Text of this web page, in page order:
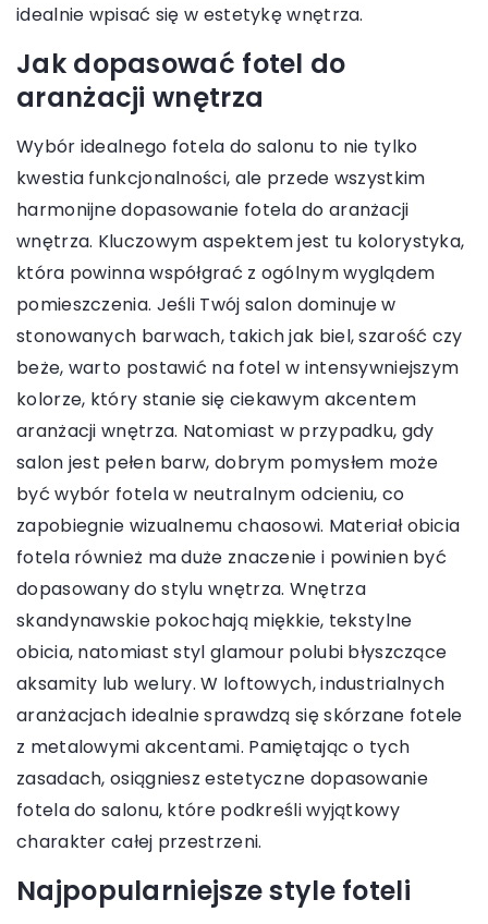
idealnie wpisać się w estetykę wnętrza.
Jak dopasować fotel do
aranżacji wnętrza
Wybór idealnego fotela do salonu to nie tylko
kwestia funkcjonalności, ale przede wszystkim
harmonijne dopasowanie fotela do aranżacji
wnętrza. Kluczowym aspektem jest tu kolorystyka,
która powinna współgrać z ogólnym wyglądem
pomieszczenia. Jeśli Twój salon dominuje w
stonowanych barwach, takich jak biel, szarość czy
beże, warto postawić na fotel w intensywniejszym
kolorze, który stanie się ciekawym akcentem
aranżacji wnętrza. Natomiast w przypadku, gdy
salon jest pełen barw, dobrym pomysłem może
być wybór fotela w neutralnym odcieniu, co
zapobiegnie wizualnemu chaosowi. Materiał obicia
fotela również ma duże znaczenie i powinien być
dopasowany do stylu wnętrza. Wnętrza
skandynawskie pokochają miękkie, tekstylne
obicia, natomiast styl glamour polubi błyszczące
aksamity lub welury. W loftowych, industrialnych
aranżacjach idealnie sprawdzą się skórzane fotele
z metalowymi akcentami. Pamiętając o tych
zasadach, osiągniesz estetyczne dopasowanie
fotela do salonu, które podkreśli wyjątkowy
charakter całej przestrzeni.
Najpopularniejsze style foteli